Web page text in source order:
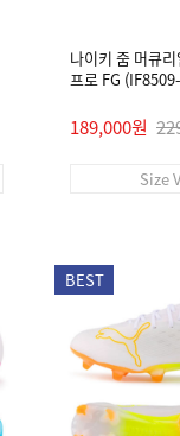
나이키 줌 머큐
프로 FG
189,000원
Size
BEST